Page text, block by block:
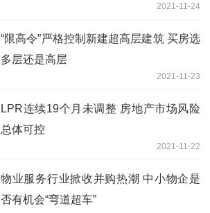
2021-11-24
“限高令”严格控制新建超高层建筑 买房选
多层还是高层
2021-11-23
LPR连续19个月未调整 房地产市场风险
总体可控
2021-11-22
物业服务行业掀收并购热潮 中小物企是
否有机会“弯道超车”